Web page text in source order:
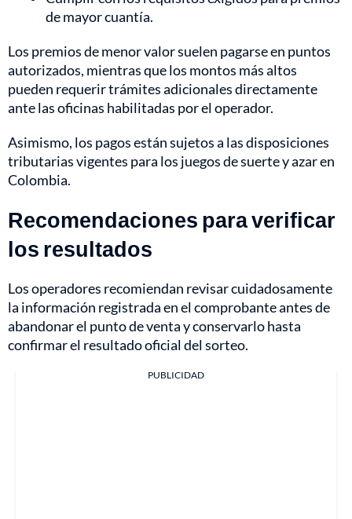
de mayor cuantía.
Los premios de menor valor suelen pagarse en puntos
autorizados, mientras que los montos más altos
pueden requerir trámites adicionales directamente
ante las oficinas habilitadas por el operador.
Asimismo, los pagos están sujetos a las disposiciones
tributarias vigentes para los juegos de suerte y azar en
Colombia.
Recomendaciones para verificar
los resultados
Los operadores recomiendan revisar cuidadosamente
la información registrada en el comprobante antes de
abandonar el punto de venta y conservarlo hasta
confirmar el resultado oficial del sorteo.
PUBLICIDAD